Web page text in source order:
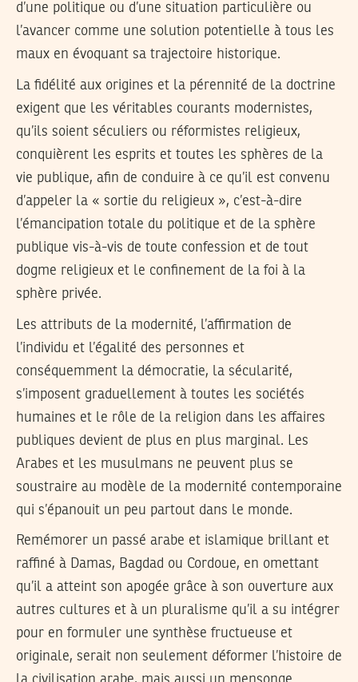
d’une politique ou d’une situation particulière ou
l’avancer comme une solution potentielle à tous les
maux en évoquant sa trajectoire historique.
La fidélité aux origines et la pérennité de la doctrine
exigent que les véritables courants modernistes,
qu’ils soient séculiers ou réformistes religieux,
conquièrent les esprits et toutes les sphères de la
vie publique, afin de conduire à ce qu’il est convenu
d’appeler la « sortie du religieux », c’est-à-dire
l’émancipation totale du politique et de la sphère
publique vis-à-vis de toute confession et de tout
dogme religieux et le confinement de la foi à la
sphère privée.
Les attributs de la modernité, l’affirmation de
l’individu et l’égalité des personnes et
conséquemment la démocratie, la sécularité,
s’imposent graduellement à toutes les sociétés
humaines et le rôle de la religion dans les affaires
publiques devient de plus en plus marginal. Les
Arabes et les musulmans ne peuvent plus se
soustraire au modèle de la modernité contemporaine
qui s’épanouit un peu partout dans le monde.
Remémorer un passé arabe et islamique brillant et
raffiné à Damas, Bagdad ou Cordoue, en omettant
qu’il a atteint son apogée grâce à son ouverture aux
autres cultures et à un pluralisme qu’il a su intégrer
pour en formuler une synthèse fructueuse et
originale, serait non seulement déformer l’histoire de